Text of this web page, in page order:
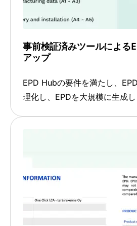
事前検証済みツールによる
アップ
EPD Hubの要件を満たし、
理化し、EPDを大規模に生成し